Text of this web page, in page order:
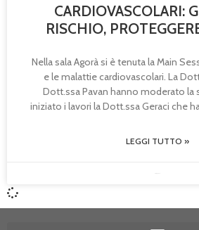
CARDIOVASCOLARI:
RISCHIO,
Nella sala Agorà si è tenuta la Main
e le malattie cardiovascolari. La
Dott.ssa Pavan hanno moderato la
iniziato i lavori la Dott.ssa Geraci che
LEGGI TUTTO »